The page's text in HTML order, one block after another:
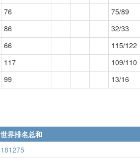
76
75/89
86
32/33
66
115/122
117
109/110
99 13/16
世界排名总和
181275